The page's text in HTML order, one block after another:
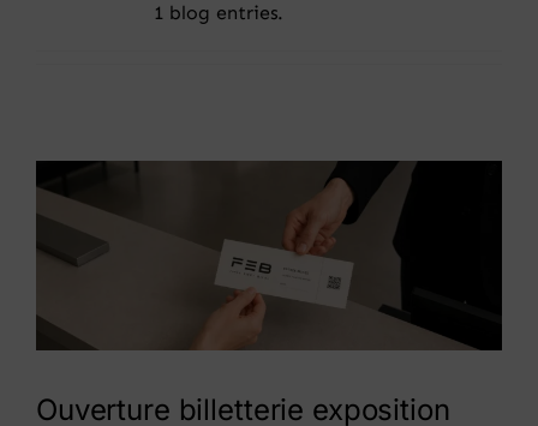
1 blog entries.
Ouverture billetterie exposition